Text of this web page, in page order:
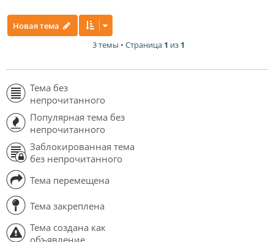
Новая тема
3 темы • Страница 1 из 1
Тема без
непрочитанного
Популярная тема без
непрочитанного
Заблокированная тема
без непрочитанного
Тема перемещена
Тема закреплена
Тема создана как
объявление